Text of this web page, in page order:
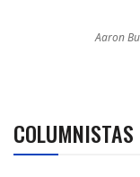
Aaron
COLUMNISTAS